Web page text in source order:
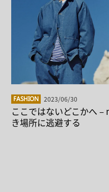
FASHION 2023/06/30
ここではないどこかへ
き場所に逃避する